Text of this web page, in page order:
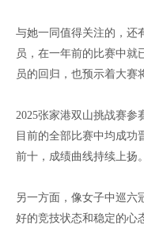
与她一同值得关注的，还
员，在一年前的比赛中就
员的回归，也预示着大赛
2025张家港双山挑战赛
目前的全部比赛中均成
前十，成绩曲线持续上扬
另一方面，像女子中巡六
好的竞技状态和稳定的心